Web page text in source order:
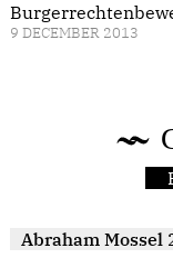
9 DECEMBER 2013
Abraham Mossel